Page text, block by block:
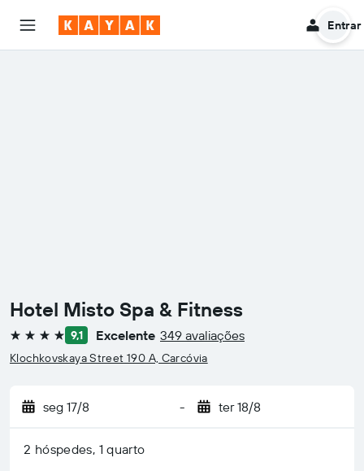
Entrar
Hotel Misto Spa & Fitness
4 estrelas 9,1 Excelente 349 avaliações
Klochkovskaya Street 190 A, Carcóvia
seg 17/8 - ter 18/8
2 hóspedes, 1 quarto